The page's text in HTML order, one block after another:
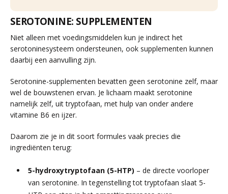
SEROTONINE: SUPPLEMENTEN
Niet alleen met voedingsmiddelen kun je indirect het
serotoninesysteem ondersteunen, ook supplementen kunnen
daarbij een aanvulling zijn.
Serotonine-supplementen bevatten geen serotonine zelf, maar
wel de bouwstenen ervan. Je lichaam maakt serotonine
namelijk zelf, uit tryptofaan, met hulp van onder andere
vitamine B6 en ijzer.
Daarom zie je in dit soort formules vaak precies die
ingrediënten terug:
5-hydroxytryptofaan (5-HTP) – de directe voorloper
van serotonine. In tegenstelling tot tryptofaan slaat 5-